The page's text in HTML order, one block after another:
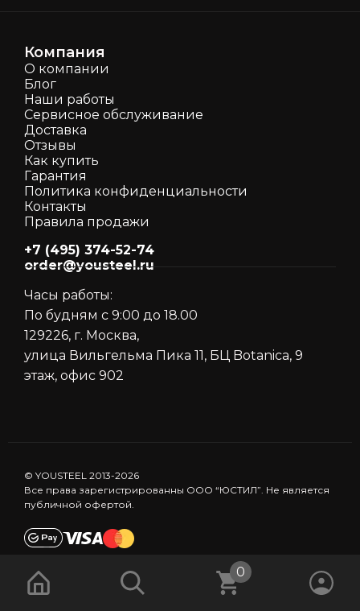
Компания
О компании
Блог
Наши работы
Сервисное обслуживание
Доставка
Отзывы
Как кyпить
Гарантия
Политика конфиденциальности
Контакты
Правила продажи
+7 (495) 374-52-74
order@yousteel.ru
Часы работы:
По будням с 9:00 до 18.00
129226, г. Москва,
улица Вильгельма Пика 11, БЦ Botanica, 9
этаж, офис 902
© YOUSTEEL 2013-2026
Все права зарегистрированны ООО “ЮСТИЛ”. Не является
публичной офертой.
0